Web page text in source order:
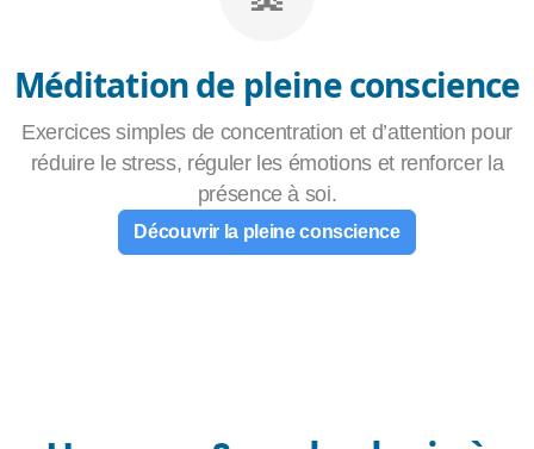
Méditation de pleine conscience
Exercices simples de concentration et d’attention pour
réduire le stress, réguler les émotions et renforcer la
présence à soi.
Découvrir la pleine conscience